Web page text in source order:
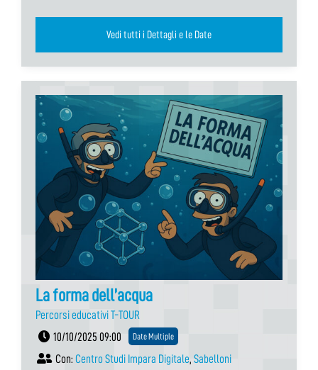
Vedi tutti i Dettagli e le Date
La forma dell’acqua
Percorsi educativi T-TOUR
10/10/2025 09:00
Date Multiple
Con: Centro Studi Impara Digitale, Sabelloni